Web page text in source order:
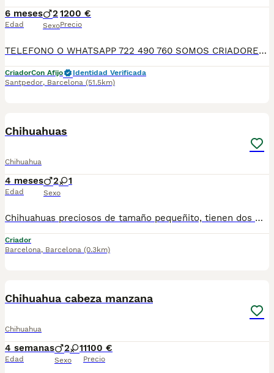
6 meses
Edad
2
Sexo
1200 €
Precio
TELEFONO O WHATSAPP 722 490 760 SOMOS CRIADORES DIRECTOS SIN INTERMEDIARIOS! MAS DE 20 AÑOS EN EL SECTOR NOS AVALAN, VALORANDO NO SOLO LA CRIA RESPONSABLE SI NO TAMBIEN LA SELECCIÓN PARA MEJORAR LA RAZA DURANTE TODOS ESTOS AÑOS. NUESTROS CACHORROS SE ENTREGAN PREVIAMENTE REVISADOS POR UN VETERINARIO PROFESIONAL Y BAJO LOS MAS ESTRICTOS CONTROLES DE SALUD, HACEMOS HINCAPIÉ EN SU SOCIABILIZACIÓN PARA SU CORRECTO DESARROLLO NEUROLOGICO! Y OS ASESORAMOS ANTES DURANTE Y DESPUES DE LA ENTREGA PARA QUE TODO SEA LO MAS AFABLE Y FACIL POSIBLE DURANTE LA ADAPTACION! NUESTROS BEBE SE ENTREGAN A PARTIR DE LOS DOS MESES CON SUS VACUNAS AL DIA, DESPARASITADOS Y CON GARANTIAS DE SALUD, MICROCHIP Y CARTILLA DE VACUNACION! SI BUSCAS UN COMPAÑERO SANO Y EQUILIBRADO ESTE ES EL LUGAR, TE ASESORAREMOS DURANTE TODO EL PROCESO NO DUDES EN CONSULTAR POR NUESTROS PEQUES AL 722 490 760
CriadorCon Afijo
Identidad Verificada
Santpedor, Barcelona (51.5km)
Chihuahuas
Chihuahua
4 meses
Edad
2 1
Sexo
Chihuahuas preciosos de tamaño pequeñito, tienen dos meses de edad, varios colores disponibles a elegir, se entregan en las mejores condiciones, muy bien cuidados, revisados por nuestro veterinario, vacunados, desparasitados, con cartilla veterinaria, microchip y garantía sanitaria por escrito vírica y genética, se pueden venir a ver sin compromiso cualquier día de la semana. Núcleo Zoológico: T-2500116
Criador
Barcelona, Barcelona (0.3km)
Chihuahua cabeza manzana
Chihuahua
4 semanas
Edad
2 1
Sexo
1100 €
Precio